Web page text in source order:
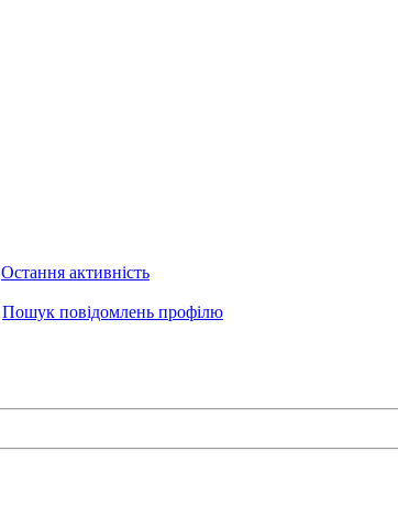
Остання активність
Пошук повідомлень профілю